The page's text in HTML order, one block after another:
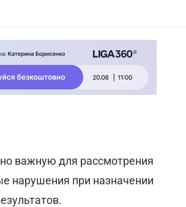
важную для рассмотрения
нарушения при назначении